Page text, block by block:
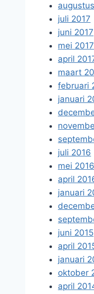
juli 2017
juni 2017
mei 2017
april
maart
februari
januari
juli 2016
mei 2016
april
januari
juni 2015
april
januari
oktober
april